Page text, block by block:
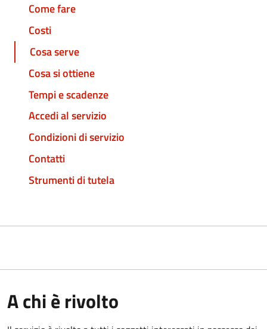
Come fare
Costi
Cosa serve
Cosa si ottiene
Tempi e scadenze
Accedi al servizio
Condizioni di servizio
Contatti
Strumenti di tutela
A chi è rivolto